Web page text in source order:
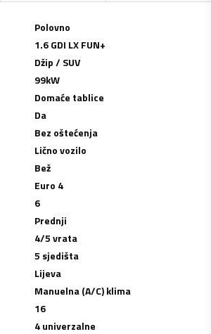
Polovno
1.6 GDI LX FUN+
Džip / SUV
99kW
Domaće tablice
Da
Bez oštećenja
Lično vozilo
Bež
Euro 4
6
Prednji
4/5 vrata
5 sjedišta
Lijeva
Manuelna (A/C) klima
16
4 univerzalne